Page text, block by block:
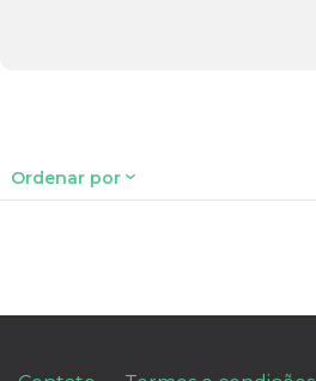
Ordenar por